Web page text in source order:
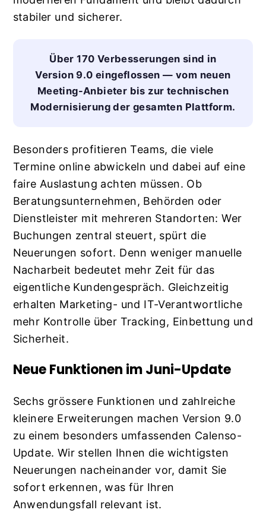
stabiler und sicherer.
Über 170 Verbesserungen sind in
Version 9.0 eingeflossen — vom neuen
Meeting-Anbieter bis zur technischen
Modernisierung der gesamten Plattform.
Besonders profitieren Teams, die viele
Termine online abwickeln und dabei auf eine
faire Auslastung achten müssen. Ob
Beratungsunternehmen, Behörden oder
Dienstleister mit mehreren Standorten: Wer
Buchungen zentral steuert, spürt die
Neuerungen sofort. Denn weniger manuelle
Nacharbeit bedeutet mehr Zeit für das
eigentliche Kundengespräch. Gleichzeitig
erhalten Marketing- und IT-Verantwortliche
mehr Kontrolle über Tracking, Einbettung und
Sicherheit.
Neue Funktionen im Juni-Update
Sechs grössere Funktionen und zahlreiche
kleinere Erweiterungen machen Version 9.0
zu einem besonders umfassenden Calenso-
Update. Wir stellen Ihnen die wichtigsten
Neuerungen nacheinander vor, damit Sie
sofort erkennen, was für Ihren
Anwendungsfall relevant ist.